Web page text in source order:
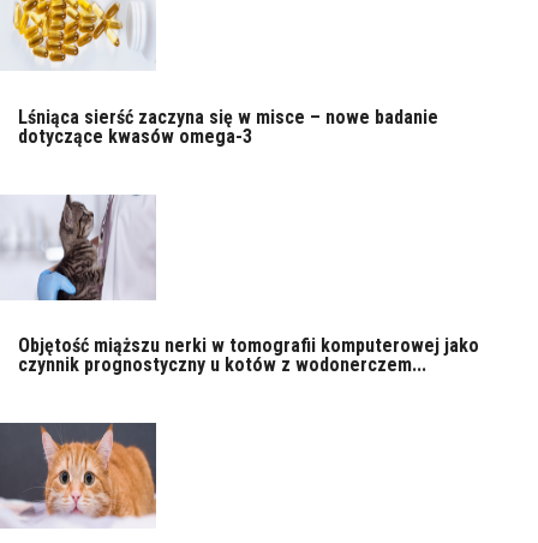
Lśniąca sierść zaczyna się w misce – nowe badanie
dotyczące kwasów omega-3
Objętość miąższu nerki w tomografii komputerowej jako
czynnik prognostyczny u kotów z wodonerczem...